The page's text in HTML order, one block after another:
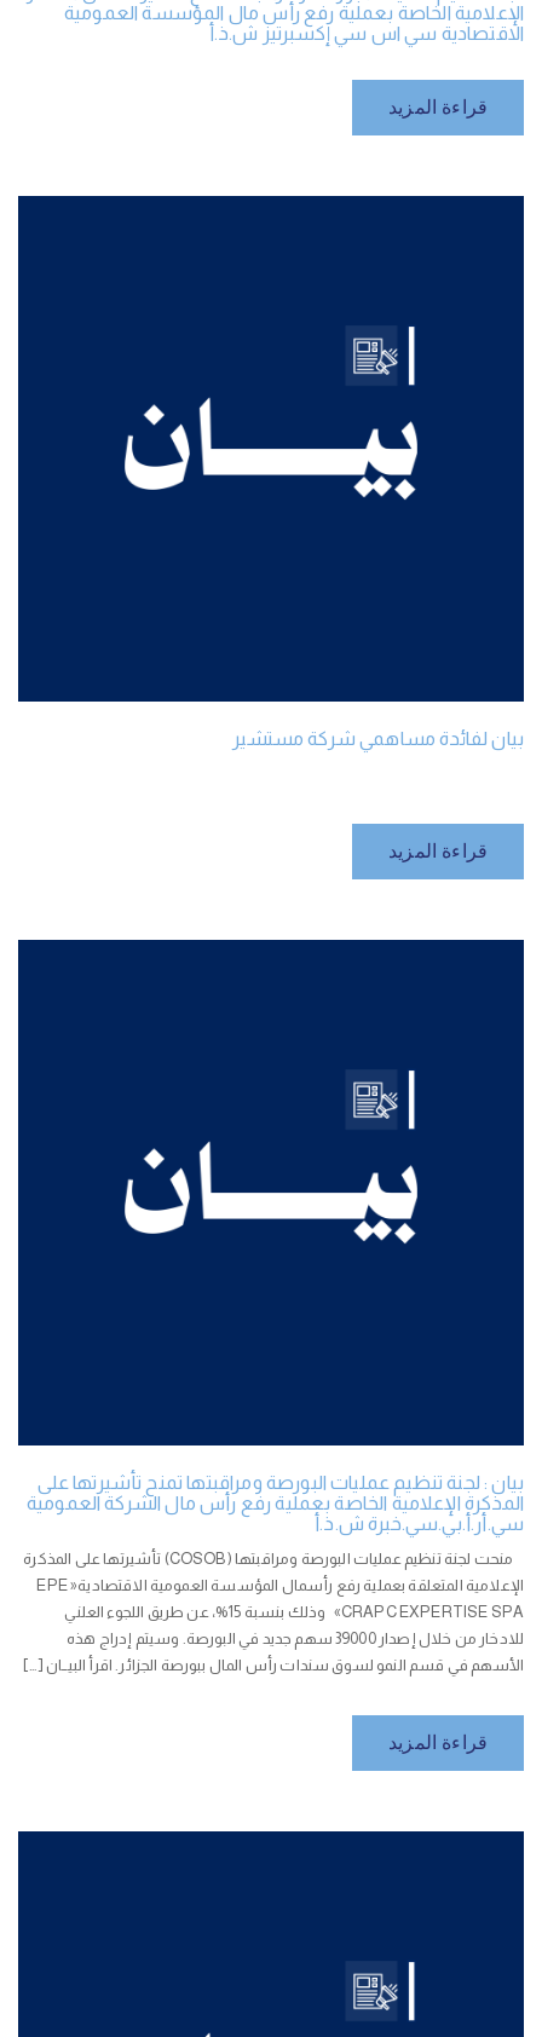
الإعلامية الخاصة بعملية رفع رأس مال المؤسسة العمومية
الاقتصادية سي اس سي إكسبرتيز ش.ذ.أ
قراءة المزيد
بيان لفائدة مساهمي شركة مستشير
قراءة المزيد
بيان : لجنة تنظيم عمليات البورصة ومراقبتها تمنح تأشيرتها على
المذكرة الإعلامية الخاصة بعملية رفع رأس مال الشركة العمومية
سي.أر.أ.بي.سي.خبرة ش.ذ.أ
منحت لجنة تنظيم عمليات البورصة ومراقبتها (COSOB) تأشيرتها على المذكرة
الإعلامية المتعلقة بعملية رفع رأسمال المؤسسة العمومية الاقتصادية« EPE
CRAPC EXPERTISE SPA» وذلك بنسبة 15%، عن طريق اللجوء العلني
للادخار من خلال إصدار 39000 سهم جديد في البورصة. وسيتم إدراج هذه
الأسهم في قسم النمو لسوق سندات رأس المال ببورصة الجزائر. اقرأ البيــان […]
قراءة المزيد